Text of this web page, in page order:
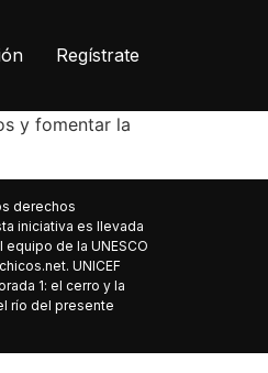
Regístrate
y fomentar la
derechos
iniciativa es llevada
equipo de la UNESCO
UNICEF
1: el cerro y la
río del presente